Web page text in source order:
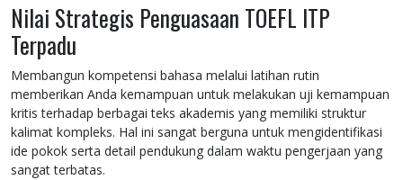
Nilai Strategis Penguasaan TOEFL ITP
Terpadu
Membangun kompetensi bahasa melalui latihan rutin
memberikan Anda kemampuan untuk melakukan uji kemampuan
kritis terhadap berbagai teks akademis yang memiliki struktur
kalimat kompleks. Hal ini sangat berguna untuk mengidentifikasi
ide pokok serta detail pendukung dalam waktu pengerjaan yang
sangat terbatas.